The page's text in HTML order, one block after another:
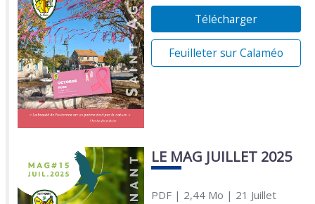
Télécharger
Feuilleter sur Calaméo
LE MAG JUILLET 2025
PDF| 2,44 Mo | 21 Juillet